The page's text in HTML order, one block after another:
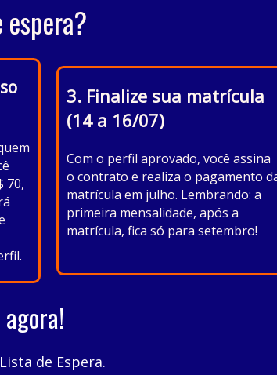
70,
3. Finalize sua matrícula
(14 a 16/07)
Com o perfil aprovado, você assina
o contrato e realiza o pagamento
matrícula em julho. Lembrando: a
primeira mensalidade, após a
matrícula, fica só para setembro!
de Espera.